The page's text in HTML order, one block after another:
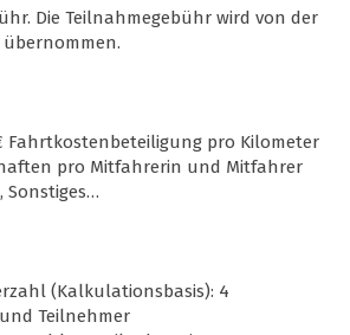
Die Teilnahmegebühr wird von der
Fahrtkostenbeteiligung pro Kilometer
pro Mitfahrerin und Mitfahrer
Sonstiges…
(Kalkulationsbasis): 4
Teilnehmer